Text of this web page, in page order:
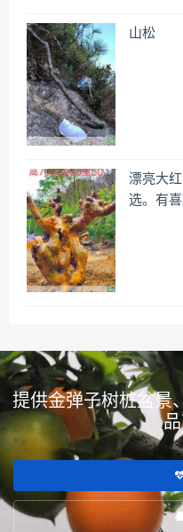
山松
漂亮大
选。有
提供金弹子树桩盆景